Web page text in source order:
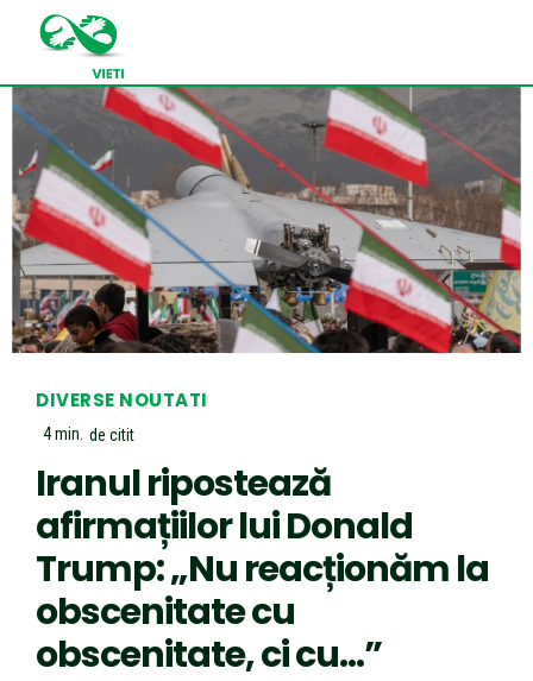
DIVERSE NOUTATI
4min. de citit
Iranul ripostează
afirmațiilor lui Donald
Trump: „Nu reacționăm la
obscenitate cu
obscenitate, ci cu…”